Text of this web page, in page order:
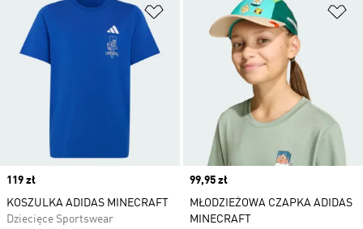
Dodaj do listy życzeń
Price
119 zł
KOSZULKA ADIDAS MINECRAFT
Dziecięce Sportswear
Price
99,95 zł
MŁODZIEŻOWA CZAPKA ADIDAS
MINECRAFT